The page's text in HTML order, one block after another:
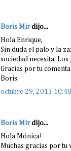
Boris Mirdijo...
Hola Enrique,
Sin duda el palo y la
sociedad necesita.
Gracias por tu
Boris
octubre 29, 2013
Boris Mirdijo...
Hola Mónica!
Muchas gracias por tu